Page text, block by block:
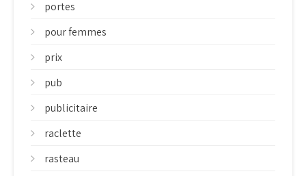
portes
pour femmes
prix
pub
publicitaire
raclette
rasteau